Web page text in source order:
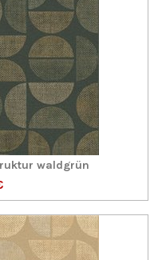
waldgrün